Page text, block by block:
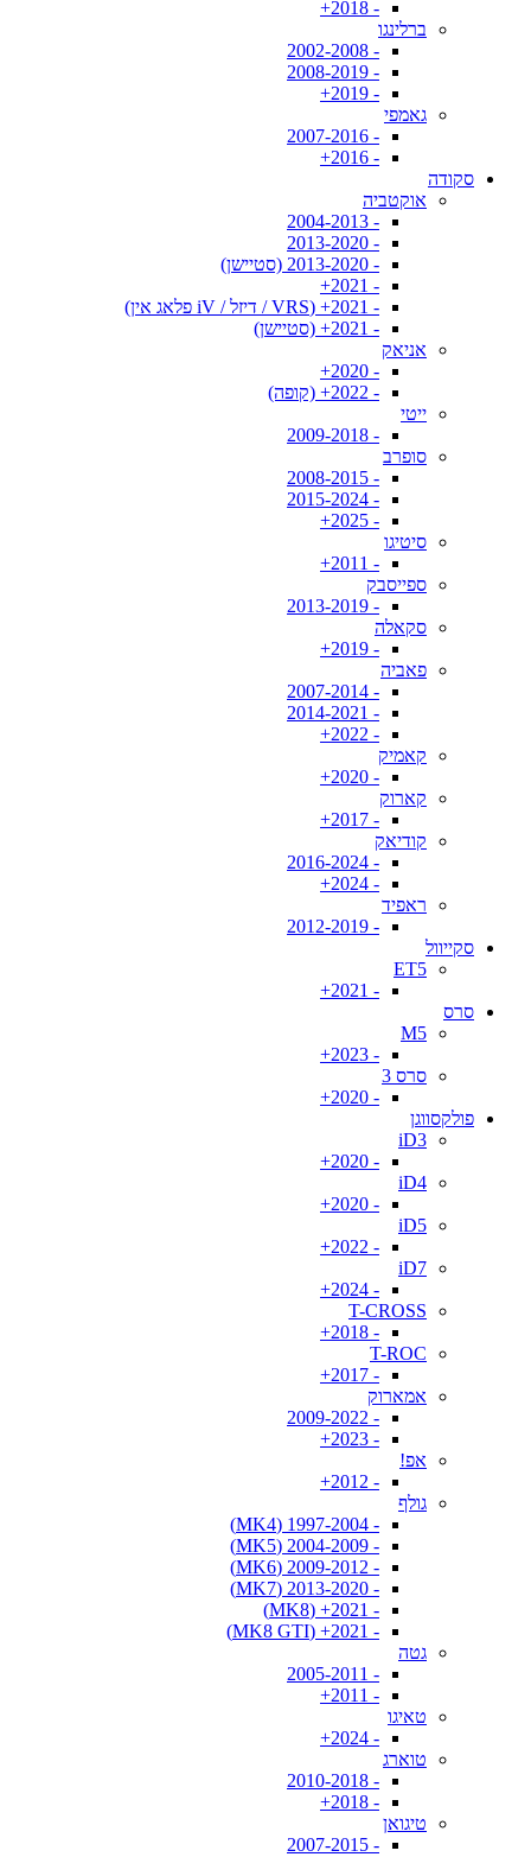
- 2018+
ברלינגו
- 2002-2008
- 2008-2019
- 2019+
גאמפי
- 2007-2016
- 2016+
סקודה
אוקטביה
- 2004-2013
- 2013-2020
- 2013-2020 (סטיישן)
- 2021+
- 2021+ (VRS / דיזל / iV פלאג אין)
- 2021+ (סטיישן)
אניאק
- 2020+
- 2022+ (קופה)
ייטי
- 2009-2018
סופרב
- 2008-2015
- 2015-2024
- 2025+
סיטיגו
- 2011+
ספייסבק
- 2013-2019
סקאלה
- 2019+
פאביה
- 2007-2014
- 2014-2021
- 2022+
קאמיק
- 2020+
קארוק
- 2017+
קודיאק
- 2016-2024
- 2024+
ראפיד
- 2012-2019
סקייוול
ET5
- 2021+
סרס
M5
- 2023+
סרס 3
- 2020+
פולקסווגן
iD3
- 2020+
iD4
- 2020+
iD5
- 2022+
iD7
- 2024+
T-CROSS
- 2018+
T-ROC
- 2017+
אמארוק
- 2009-2022
- 2023+
אפ!
- 2012+
גולף
- 1997-2004 (MK4)
- 2004-2009 (MK5)
- 2009-2012 (MK6)
- 2013-2020 (MK7)
- 2021+ (MK8)
- 2021+ (MK8 GTI)
גטה
- 2005-2011
- 2011+
טאיגו
- 2024+
טוארג
- 2010-2018
- 2018+
טיגואן
- 2007-2015